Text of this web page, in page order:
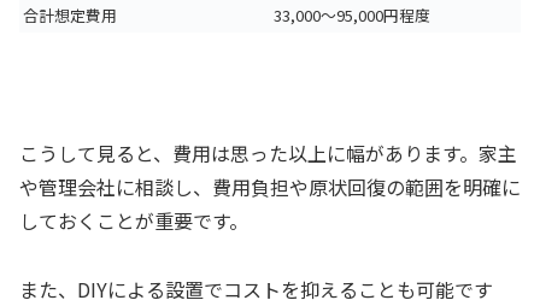
合計想定費用
33,000〜95,000円程度
こうして見ると、費用は思った以上に幅があります。家主
や管理会社に相談し、費用負担や原状回復の範囲を明確に
しておくことが重要です。
また、DIYによる設置でコストを抑えることも可能です